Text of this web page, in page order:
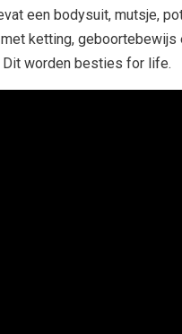
een bodysuit, mutsje,
ketting, geboortebewijs
Dit worden besties for life.